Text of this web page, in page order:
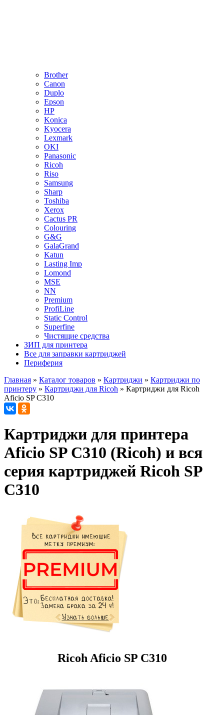
Brother
Canon
Duplo
Epson
HP
Konica
Kyocera
Lexmark
OKI
Panasonic
Ricoh
Riso
Samsung
Sharp
Toshiba
Xerox
Cactus PR
Colouring
G&G
GalaGrand
Katun
Lasting Imp
Lomond
MSE
NN
Premium
ProfiLine
Static Control
Superfine
Чистящие средства
ЗИП для принтера
Все для заправки картриджей
Периферия
Главная » Каталог товаров » Картриджи » Картриджи по
принтеру » Картриджи для Ricoh » Картриджи для Ricoh
Aficio SP C310
Картриджи для принтера
Aficio SP C310 (Ricoh) и вся
серия картриджей Ricoh SP
C310
Ricoh Aficio SP C310